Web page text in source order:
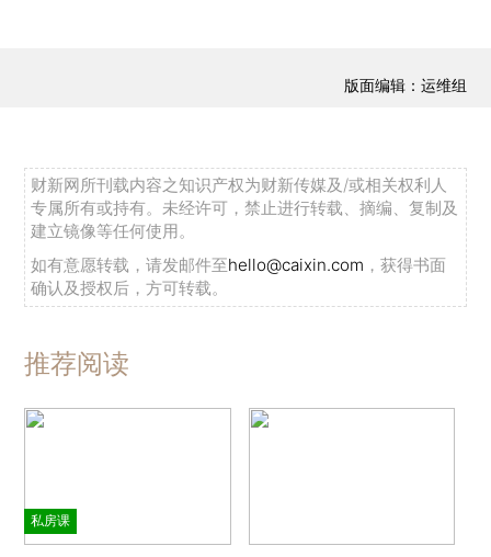
版面编辑：运维组
财新网所刊载内容之知识产权为财新传媒及/或相关权利人
专属所有或持有。未经许可，禁止进行转载、摘编、复制及
建立镜像等任何使用。
如有意愿转载，请发邮件至hello@caixin.com ，获得书面
确认及授权后，方可转载。
推荐阅读
私房课